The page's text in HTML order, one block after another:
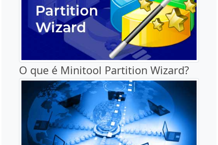
O que é Minitool Partition Wizard?